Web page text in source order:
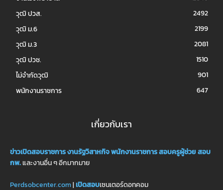
วุฒิ ปวส.
2492
วุฒิ ม.6
2199
วุฒิ ม.3
2081
วุฒิ ปวช.
1510
ไม่จำกัดวุฒิ
901
พนักงานราชการ
647
เกี่ยวกับเรา
ข่าวเปิดสอบราชการงานรัฐวิสาหกิจพนักงานราชการสอบครูผู้ช่วยสอบ
กพ.และงานอื่น ๆ อีกมากมาย
Perdsobcenter.com|เปิดสอบเซนเตอร์ดอทคอม